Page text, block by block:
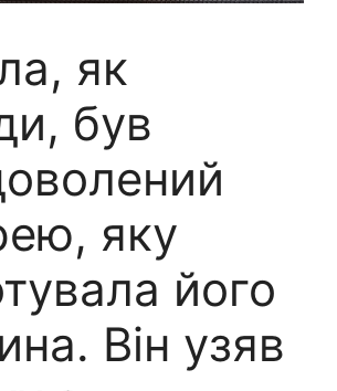
як
був
яку
його
Він узяв